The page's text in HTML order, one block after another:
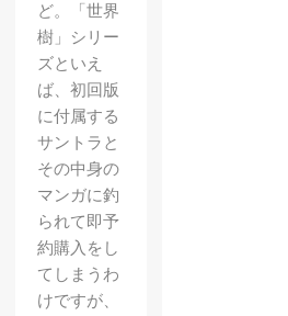
ど。「世界
樹」シリー
ズといえ
ば、初回版
に付属する
サントラと
その中身の
マンガに釣
られて即予
約購入をし
てしまうわ
けですが、